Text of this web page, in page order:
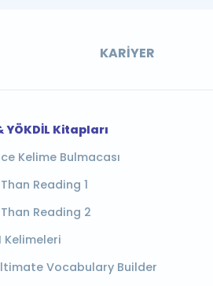
KARIYER
YÖKDİL Kitapları
Kelime Bulmacası
Reading 1
Reading 2
Kelimeleri
Vocabulary Builder